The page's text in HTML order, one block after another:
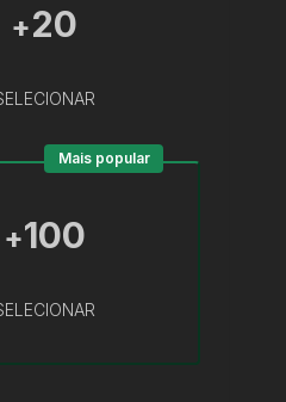
+20
+100
Mais popular